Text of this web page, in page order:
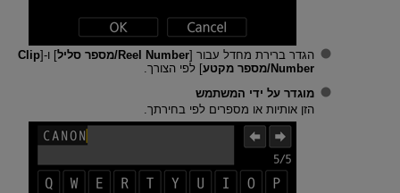
הגדר ברירת מחדל עבור [Reel Number/מספר סליל ] ו-[Clip
Number/מספר מקטע
] לפי הצורך.
מוגדר על ידי המשתמש
הזן אותיות או מספרים לפי בחירתך.